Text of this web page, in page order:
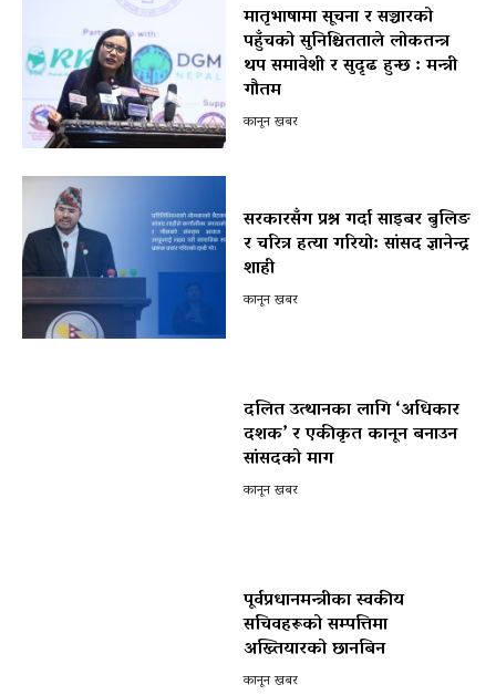
मातृभाषामा सूचना र सञ्चारको
पहुँचको सुनिश्चितताले लोकतन्त्र
थप समावेशी र सुदृढ हुन्छ : मन्त्री
गौतम
कानून खबर
सरकारसँग प्रश्न गर्दा साइबर बुलिङ
र चरित्र हत्या गरियो: सांसद ज्ञानेन्द्र
शाही
कानून खबर
दलित उत्थानका लागि ‘अधिकार
दशक’ र एकीकृत कानून बनाउन
सांसदको माग
कानून खबर
पूर्वप्रधानमन्त्रीका स्वकीय
सचिवहरूको सम्पत्तिमा
अख्तियारको छानबिन
कानून खबर